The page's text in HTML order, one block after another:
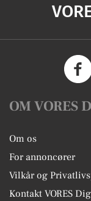
OM VORES
Om os
For annoncører
Vilkår og
Kontakt VORES